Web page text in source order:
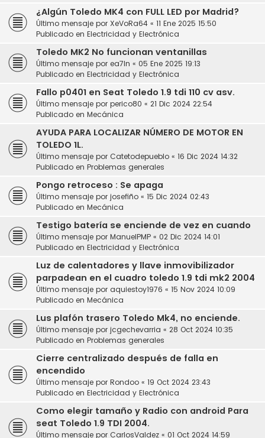
¿Algún Toledo MK4 con FULL LED por Madrid?
Último mensaje por XeVoRa64 « 11 Ene 2025 15:50
Publicado en Electricidad y Electrónica
Toledo MK2 No funcionan ventanillas
Último mensaje por ea7ln « 05 Ene 2025 19:13
Publicado en Electricidad y Electrónica
Fallo p0401 en Seat Toledo 1.9 tdi 110 cv asv.
Último mensaje por perico80 « 21 Dic 2024 22:54
Publicado en Mecánica
AYUDA PARA LOCALIZAR NÚMERO DE MOTOR EN
TOLEDO 1L.
Último mensaje por Catetodepueblo « 16 Dic 2024 14:32
Publicado en Problemas generales
Pongo retroceso : Se apaga
Último mensaje por josefiño « 15 Dic 2024 02:43
Publicado en Mecánica
Testigo batería se enciende de vez en cuando
Último mensaje por ManuelPMP « 02 Dic 2024 14:01
Publicado en Electricidad y Electrónica
Luz de calentadores y llave inmovibilizador
parpadean en el cuadro toledo 1.9 tdi mk2 2004
Último mensaje por aquiestoy1976 « 15 Nov 2024 10:09
Publicado en Mecánica
Lus plafón trasero Toledo Mk4, no enciende.
Último mensaje por jcgechevarria « 28 Oct 2024 10:35
Publicado en Problemas generales
Cierre centralizado después de falla en
encendido
Último mensaje por Rondoo « 19 Oct 2024 23:43
Publicado en Electricidad y Electrónica
Como elegir tamaño y Radio con android Para
seat Toledo 1.9 TDI 2004.
Último mensaje por CarlosValdez « 01 Oct 2024 14:59